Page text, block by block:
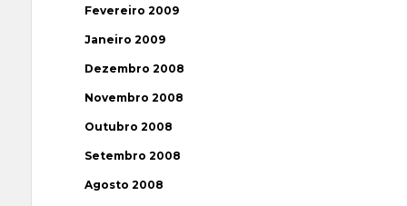
Fevereiro 2009
Janeiro 2009
Dezembro 2008
Novembro 2008
Outubro 2008
Setembro 2008
Agosto 2008